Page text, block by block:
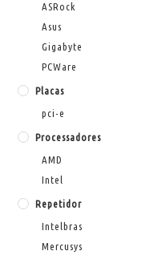
ASRock
Asus
Gigabyte
PCWare
Placas
pci-e
Processadores
AMD
Intel
Repetidor
Intelbras
Mercusys